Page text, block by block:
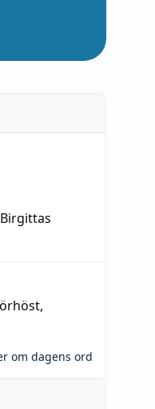
,
om dagens ord